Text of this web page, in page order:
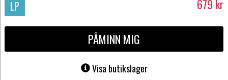
LP 679 kr
PÅMINN MIG
Visa butikslager